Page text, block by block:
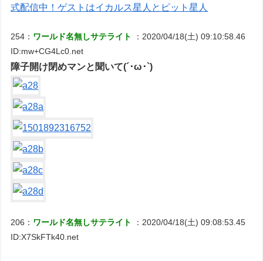
式配信中！ゲストはイカルス星人とピット星人
254： ワールド名無しサテライト
：2020/04/18(土) 09:10:58.46
ID:mw+CG4Lc0.net
障子開け閉めマンと聞いて(´･ω･`)
206： ワールド名無しサテライト
：2020/04/18(土) 09:08:53.45
ID:X7SkFTk40.net